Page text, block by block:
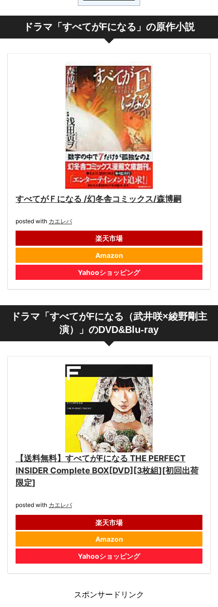
ドラマ「すべてがFになる」の原作小説
すべてがＦになる /幻冬舎コミックス/森博嗣
posted with カエレバ
楽天市場
Amazon
Yahooショッピング
ドラマ「すべてがFになる（武井咲×綾野剛主
演）」のDVD&Blu-ray
【送料無料】すべてがFになる THE PERFECT
INSIDER Complete BOX[DVD][3枚組][初回出荷
限定]
posted with カエレバ
楽天市場
Amazon
Yahooショッピング
スポンサードリンク